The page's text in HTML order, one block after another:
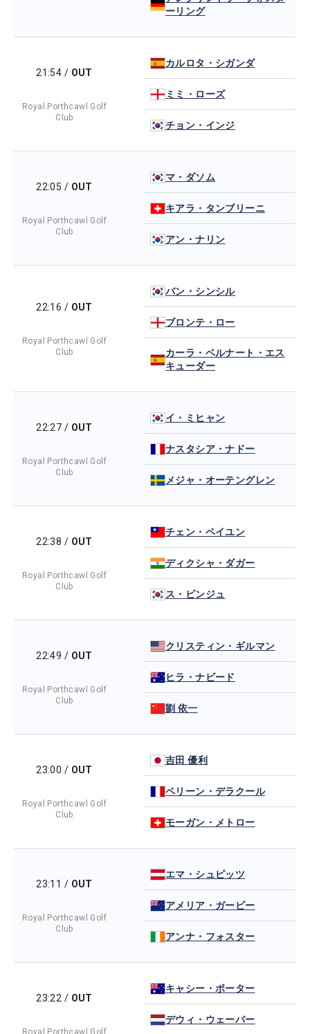
ーリング
21:54 / OUT
Royal Porthcawl Golf
Club
カルロタ・シガンダ
ミミ・ローズ
チョン・インジ
22:05 / OUT
Royal Porthcawl Golf
Club
マ・ダソム
キアラ・タンブリーニ
アン・ナリン
22:16 / OUT
Royal Porthcawl Golf
Club
バン・シンシル
ブロンテ・ロー
カーラ・ベルナート・エス
キューダー
22:27 / OUT
Royal Porthcawl Golf
Club
イ・ミヒャン
ナスタシア・ナドー
メジャ・オーテングレン
22:38 / OUT
Royal Porthcawl Golf
Club
チェン・ペイユン
ディクシャ・ダガー
ス・ビンジュ
22:49 / OUT
Royal Porthcawl Golf
Club
クリスティン・ギルマン
ヒラ・ナビード
劉 依一
23:00 / OUT
Royal Porthcawl Golf
Club
吉田 優利
ペリーン・デラクール
モーガン・メトロー
23:11 / OUT
Royal Porthcawl Golf
Club
エマ・シュピッツ
アメリア・ガービー
アンナ・フォスター
23:22 / OUT
キャシー・ポーター
デウィ・ウェーバー